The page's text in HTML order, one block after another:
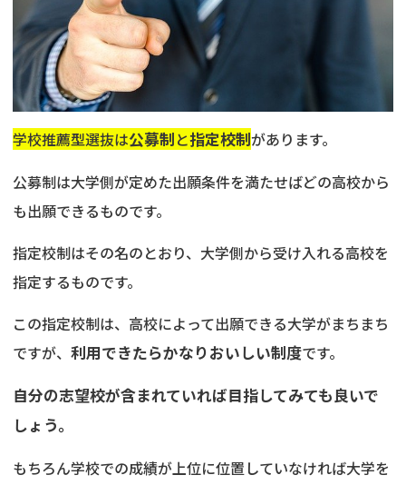
学校推薦型選抜は公募制と指定校制があります。
公募制は大学側が定めた出願条件を満たせばどの高校から
も出願できるものです。
指定校制はその名のとおり、大学側から受け入れる高校を
指定するものです。
この指定校制は、高校によって出願できる大学がまちまち
ですが、 利用できたらかなりおいしい制度です。
自分の志望校が含まれていれば目指してみても良いで
しょう。
もちろん学校での成績が上位に位置していなければ大学を